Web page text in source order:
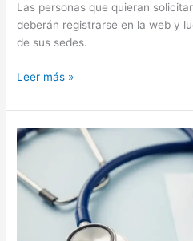
Las personas que quieran
deberán registrarse en la web y
de sus sedes.
Turnos
el
centro
Rossi
Leer más »